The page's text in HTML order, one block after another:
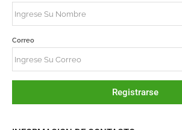
Correo
Registrarse